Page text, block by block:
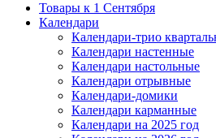
Товары к 1 Сентября
Календари
Календари-трио
Календари настенные
Календари настольные
Календари отрывные
Календари-домики
Календари карманные
Календари на 2025 год